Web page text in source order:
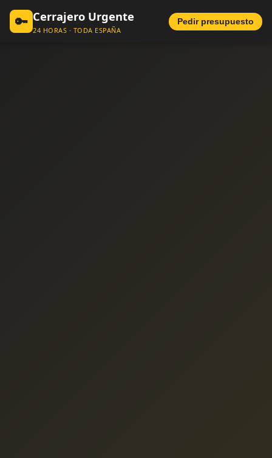
🔑 Cerrajero Urgente
24 HORAS · TODA ESPAÑA
Pedir presupuesto